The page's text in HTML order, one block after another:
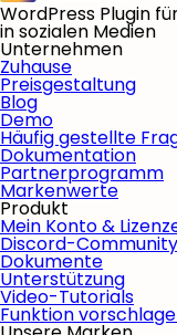
WordPress Plugin
in sozialen Medien
Unternehmen
Zuhause
Preisgestaltung
Blog
Demo
Häufig gestellte
Dokumentation
Partnerprogramm
Markenwerte
Produkt
Mein Konto &
Discord-Community
Dokumente
Unterstützung
Video-Tutorials
Funktion